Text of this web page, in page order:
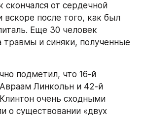
от сердечной
вскоре после того, как был
Еще 30 человек
травмы и синяки, полученные
подметил, что 16-й
Линкольн и 42-й
очень сходными
о существовании «двух